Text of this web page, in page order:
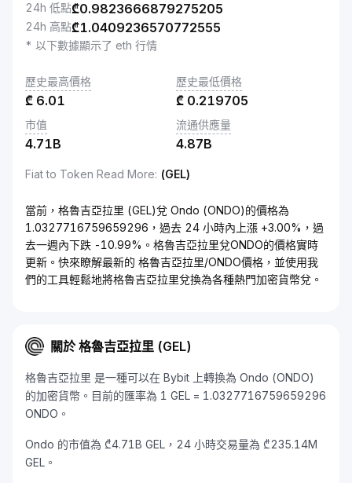
24h 低點₾0.9823666879275205
24h 高點₾1.0409236570772555
* 以下數據顯示了 eth 行情
歷史最高價格
₾ 6.01
歷史最低價格
₾ 0.219705
市值
4.71B
流通供應量
4.87B
Fiat to Token Read More: (GEL)
當前，格魯吉亞拉里 (GEL)兌 Ondo (ONDO)的價格為
1.0327716759659296，過去 24 小時內上漲 +3.00%，過
去一週內下跌 -10.99%。格魯吉亞拉里兌ONDO的價格實時
更新。快來瞭解最新的 格魯吉亞拉里/ONDO價格，並使用我
們的工具輕鬆地將格魯吉亞拉里兌換為各種熱門加密貨幣兌。
關於 格魯吉亞拉里 (GEL)
格魯吉亞拉里 是一種可以在 Bybit 上轉換為 Ondo (ONDO)
的加密貨幣。目前的匯率為 1 GEL = 1.0327716759659296
ONDO。
Ondo 的市值為 ₾4.71B GEL，24 小時交易量為 ₾235.14M
GEL。